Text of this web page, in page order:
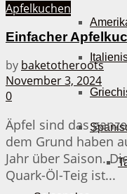
Apfelkuchen
Einfacher
by baketotheroots
November 3, 2024
0
Äpfel sind das
dem Grund haben
Jahr über Saison.
Quark-Öl-Teig ist...